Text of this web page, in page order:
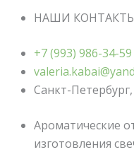
НАШИ
+7 (993) 986-34-59
Санкт-
Ароматические
изготовления